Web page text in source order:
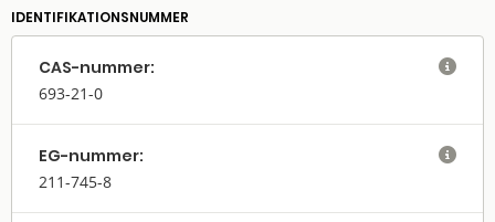
IDENTIFIKATIONSNUMMER
CAS-nummer:
693-21-0

EG-nummer:
211-745-8
